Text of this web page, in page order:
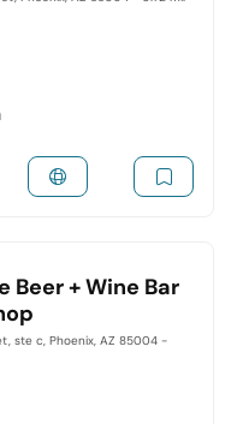
Beer + Wine Bar
ste c, Phoenix, AZ 85004 -